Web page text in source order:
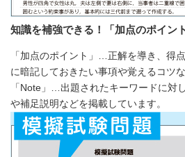
知識を補強できる！「加点のポイン
「加点のポイント」…正解を導き、得
に暗記しておきたい事項や覚えるコツ
「Note」…出題されたキーワードに対
や補足説明などを掲載しています。